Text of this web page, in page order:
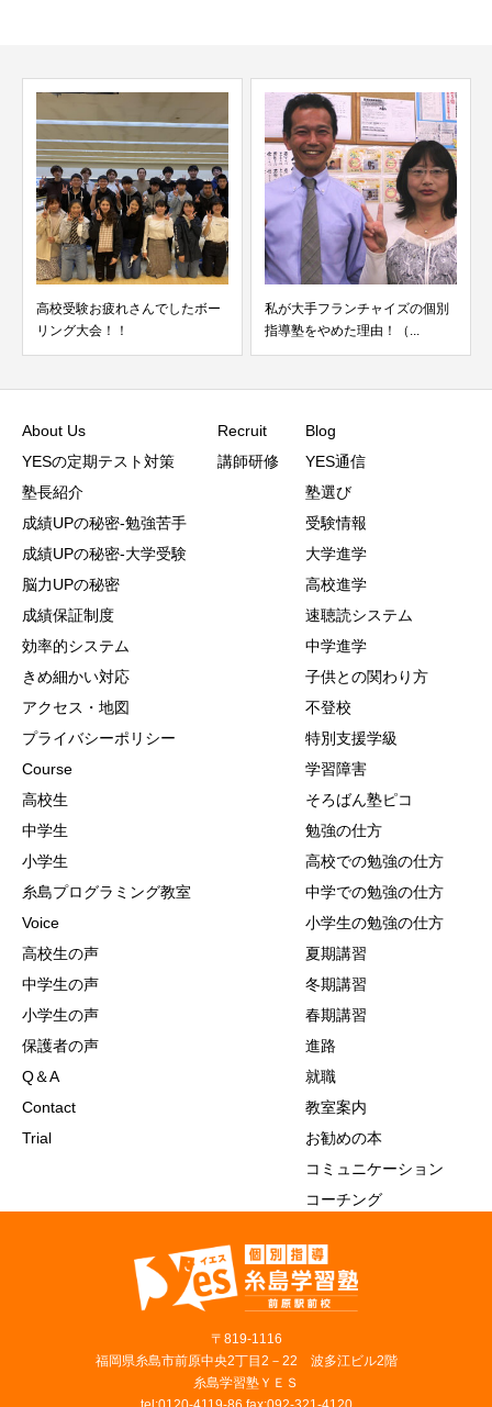
私が大手フランチャイズの個別
指導塾をやめた理由！（...
慶応義塾大学総合政策学部に小
学4年生から通っている...
About Us
YESの定期テスト対策
塾長紹介
成績UPの秘密-勉強苦手
成績UPの秘密-大学受験
脳力UPの秘密
成績保証制度
効率的システム
きめ細かい対応
アクセス・地図
プライバシーポリシー
Course
高校生
中学生
小学生
糸島プログラミング教室
Voice
高校生の声
中学生の声
小学生の声
保護者の声
Q＆A
Contact
Trial
Recruit
講師研修
Blog
YES通信
塾選び
受験情報
大学進学
高校進学
速聴読システム
中学進学
子供との関わり方
不登校
特別支援学級
学習障害
そろばん塾ピコ
勉強の仕方
高校での勉強の仕方
中学での勉強の仕方
小学生の勉強の仕方
夏期講習
冬期講習
春期講習
進路
就職
教室案内
お勧めの本
コミュニケーション
コーチング
〒819‐1116
福岡県糸島市前原中央2丁目2－22 波多江ビル2階
糸島学習塾ＹＥＳ